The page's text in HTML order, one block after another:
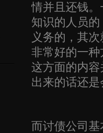
情并且还钱
知识的人员
义务的，其
非常好的一
这方面的内
出来的话还
而讨债公司